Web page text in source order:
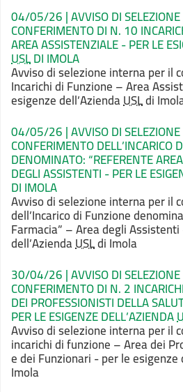
04/05/26 | AVVISO DI SELEZIONE
CONFERIMENTO DI N. 10
AREA ASSISTENZIALE - PER LE
USLDI IMOLA
Avvisodi selezione interna per il
Incarichi di Funzione – Area
esigenze dell’AziendaUSLdi
04/05/26 | AVVISO DI SELEZIONE
CONFERIMENTO DELL’INCARICO
DENOMINATO: “REFERENTE
DEGLI ASSISTENTI - PER LE
DI IMOLA
Avviso di selezione interna per il
dell’Incarico di Funzione
Farmacia” –Area degli
dell’AziendaUSLdi Imola
30/04/26 | AVVISO DI SELEZIONE
CONFERIMENTO DI N. 2
DEI PROFESSIONISTI DELLA
PER LE ESIGENZE DELL’AZIENDA
Avviso di selezione interna per il
incarichi di funzione – Area dei
e dei Funzionari - per le esigenze
Imola